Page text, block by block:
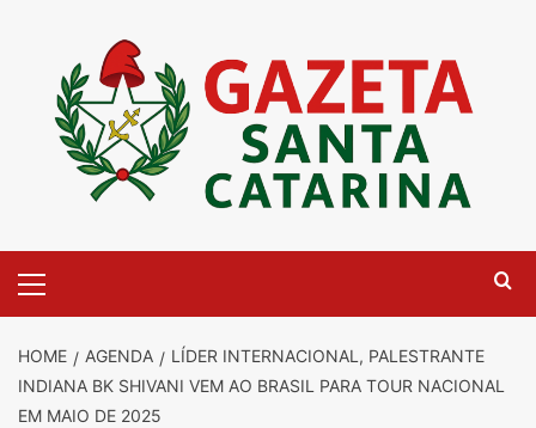
content
Menu
HOME AGENDA
LÍDER INTERNACIONAL, PALESTRANTE
INDIANA BK SHIVANI VEM AO BRASIL PARA TOUR NACIONAL
EM MAIO DE 2025